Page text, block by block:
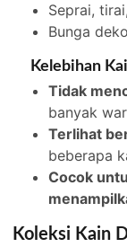
Seprai,
Bunga
Kelebihan
Tidak
banyak
Terlihat
beberapa
Cocok
Koleksi Kain